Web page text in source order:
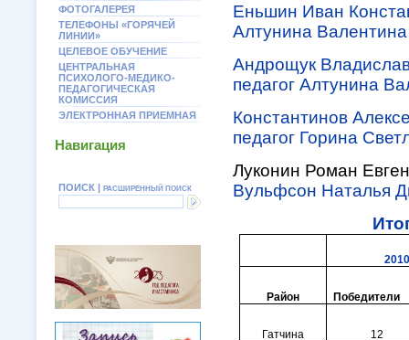
ФОТОГАЛЕРЕЯ
ТЕЛЕФОНЫ «ГОРЯЧЕЙ
ЛИНИИ»
ЦЕЛЕВОЕ ОБУЧЕНИЕ
ЦЕНТРАЛЬНАЯ
ПСИХОЛОГО-МЕДИКО-
ПЕДАГОГИЧЕСКАЯ
КОМИССИЯ
ЭЛЕКТРОННАЯ ПРИЕМНАЯ
Навигация
ПОИСК | РАСШИРЕННЫЙ ПОИСК
Еньшин Иван
Алтунина
Андрощук
педагог Алтунина
Константинов
педагог Горина
Луконин Роман
Вульфсон Наталья
Район Победители
Гатчина
12